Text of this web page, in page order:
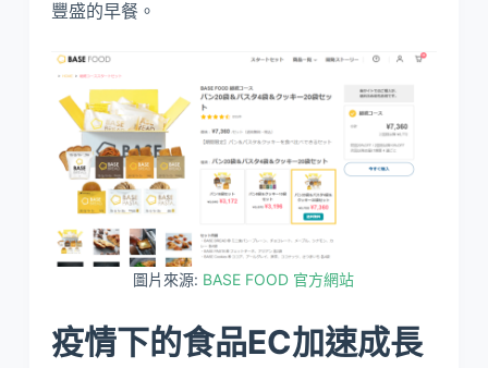
豐盛的早餐。
圖片來源: BASE FOOD 官方網站
疫情下的食品EC加速成長